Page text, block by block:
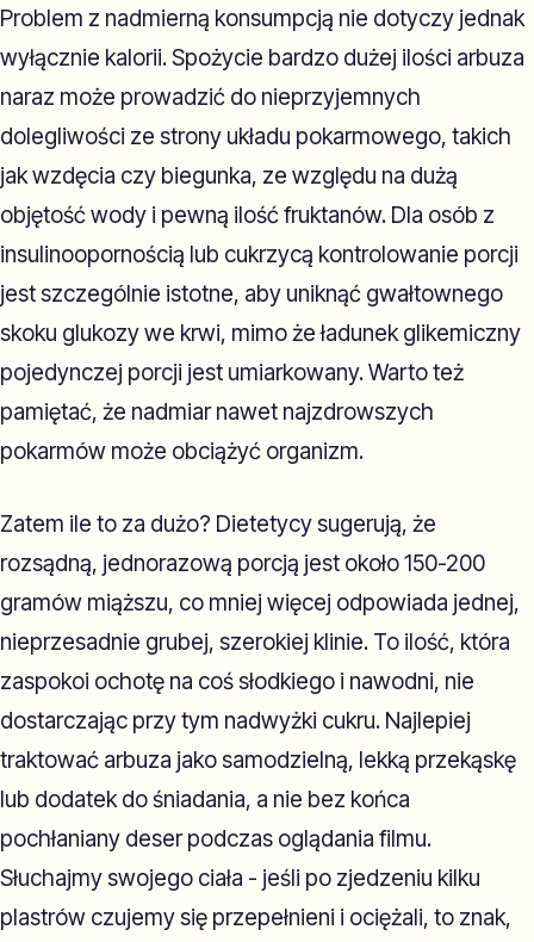
Problem z nadmierną konsumpcją nie dotyczy jednak
wyłącznie kalorii. Spożycie bardzo dużej ilości arbuza
naraz może prowadzić do nieprzyjemnych
dolegliwości ze strony układu pokarmowego, takich
jak wzdęcia czy biegunka, ze względu na dużą
objętość wody i pewną ilość fruktanów. Dla osób z
insulinoopornością lub cukrzycą kontrolowanie porcji
jest szczególnie istotne, aby uniknąć gwałtownego
skoku glukozy we krwi, mimo że ładunek glikemiczny
pojedynczej porcji jest umiarkowany. Warto też
pamiętać, że nadmiar nawet najzdrowszych
pokarmów może obciążyć organizm.
Zatem ile to za dużo? Dietetycy sugerują, że
rozsądną, jednorazową porcją jest około 150-200
gramów miąższu, co mniej więcej odpowiada jednej,
nieprzesadnie grubej, szerokiej klinie. To ilość, która
zaspokoi ochotę na coś słodkiego i nawodni, nie
dostarczając przy tym nadwyżki cukru. Najlepiej
traktować arbuza jako samodzielną, lekką przekąskę
lub dodatek do śniadania, a nie bez końca
pochłaniany deser podczas oglądania filmu.
Słuchajmy swojego ciała - jeśli po zjedzeniu kilku
plastrów czujemy się przepełnieni i ociężali, to znak,